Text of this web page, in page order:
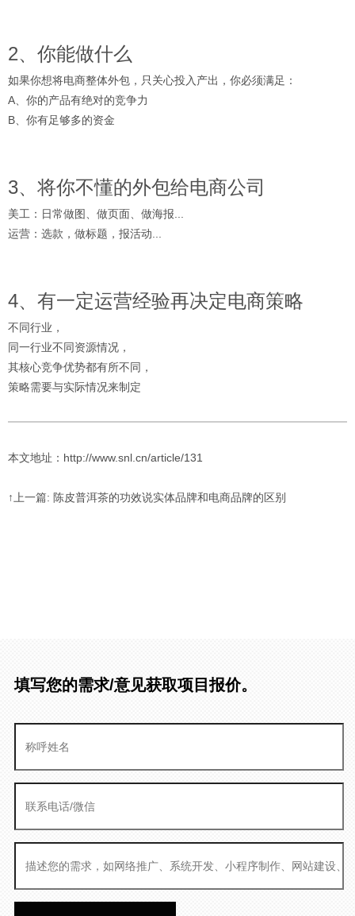
2、你能做什么
如果你想将电商整体外包，只关心投入产出，你必须满足：
A、你的产品有绝对的竞争力
B、你有足够多的资金
3、将你不懂的外包给电商公司
美工：日常做图、做页面、做海报...
运营：选款，做标题，报活动...
4、有一定运营经验再决定电商策略
不同行业，
同一行业不同资源情况，
其核心竞争优势都有所不同，
策略需要与实际情况来制定
本文地址：http://www.snl.cn/article/131
↑上一篇: 陈皮普洱茶的功效说实体品牌和电商品牌的区别
填写您的需求/意见获取项目报价。